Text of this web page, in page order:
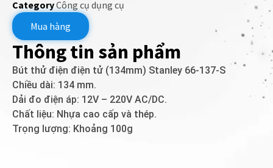
CategoryCông cụ dụng cụ
Mua hàng
Thông tin sản phẩm
Bút thử điện điện tử (134mm) Stanley 66-137-S
Chiều dài: 134 mm.
Dải đo điện áp: 12V – 220V AC/DC.
Chất liệu: Nhựa cao cấp và thép.
Trọng lượng: Khoảng 100g